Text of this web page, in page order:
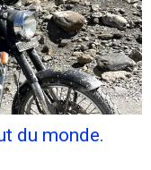
du monde.